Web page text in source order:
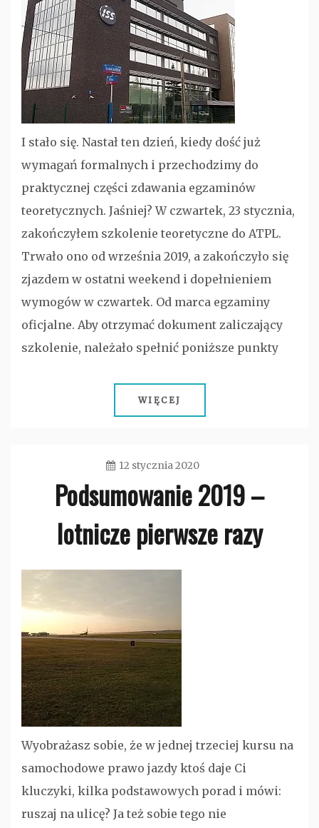
I stało się. Nastał ten dzień, kiedy dość już
wymagań formalnych i przechodzimy do
praktycznej części zdawania egzaminów
teoretycznych. Jaśniej? W czwartek, 23 stycznia,
zakończyłem szkolenie teoretyczne do ATPL.
Trwało ono od września 2019, a zakończyło się
zjazdem w ostatni weekend i dopełnieniem
wymogów w czwartek. Od marca egzaminy
oficjalne. Aby otrzymać dokument zaliczający
szkolenie, należało spełnić poniższe punkty
WIĘCEJ
12 stycznia 2020
admin
Podsumowanie 2019 –
lotnicze pierwsze razy
Wyobrażasz sobie, że w jednej trzeciej kursu na
samochodowe prawo jazdy ktoś daje Ci
kluczyki, kilka podstawowych porad i mówi:
ruszaj na ulicę? Ja też sobie tego nie